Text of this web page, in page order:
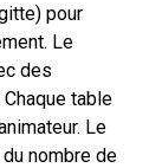
pour
Le
des
table
Le
nombre de